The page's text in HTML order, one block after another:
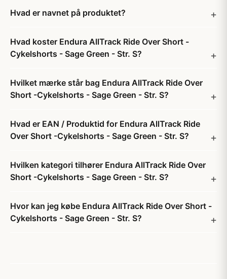
Hvad er navnet på produktet?
Hvad koster Endura AllTrack Ride Over Short -
Cykelshorts - Sage Green - Str. S?
Hvilket mærke står bag Endura AllTrack Ride Over
Short -Cykelshorts - Sage Green - Str. S?
Hvad er EAN / Produktid for Endura AllTrack Ride
Over Short -Cykelshorts - Sage Green - Str. S?
Hvilken kategori tilhører Endura AllTrack Ride Over
Short -Cykelshorts - Sage Green - Str. S?
Hvor kan jeg købe Endura AllTrack Ride Over Short -
Cykelshorts - Sage Green - Str. S?